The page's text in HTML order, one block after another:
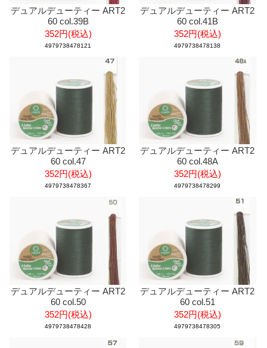
デュアルデューティー ART2
60 col.39B
352円(税込)
4979738478121
デュアルデューティー ART2
60 col.41B
352円(税込)
4979738478138
デュアルデューティー ART2
60 col.47
352円(税込)
4979738478367
デュアルデューティー ART2
60 col.48A
352円(税込)
4979738478299
デュアルデューティー ART2
60 col.50
352円(税込)
4979738478428
デュアルデューティー ART2
60 col.51
352円(税込)
4979738478305